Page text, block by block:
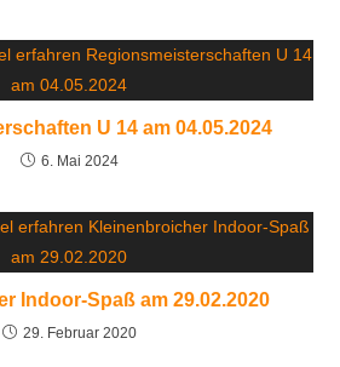
U 14 am 04.05.2024
6. Mai 2024
Indoor-Spaß am 29.02.2020
29. Februar 2020